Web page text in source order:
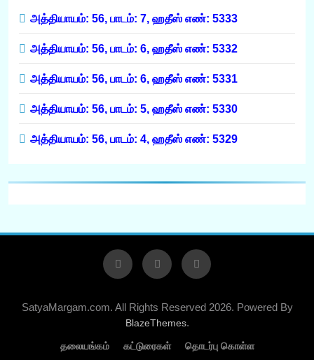
அத்தியாயம்: 56, பாடம்: 7, ஹதீஸ் எண்: 5333
அத்தியாயம்: 56, பாடம்: 6, ஹதீஸ் எண்: 5332
அத்தியாயம்: 56, பாடம்: 6, ஹதீஸ் எண்: 5331
அத்தியாயம்: 56, பாடம்: 5, ஹதீஸ் எண்: 5330
அத்தியாயம்: 56, பாடம்: 4, ஹதீஸ் எண்: 5329
SatyaMargam.com. All Rights Reserved 2026. Powered By
BlazeThemes.
தலையங்கம் கட்டுரைகள் தொடர்பு கொள்ள